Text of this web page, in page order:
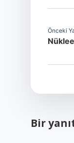
Önceki
Bir